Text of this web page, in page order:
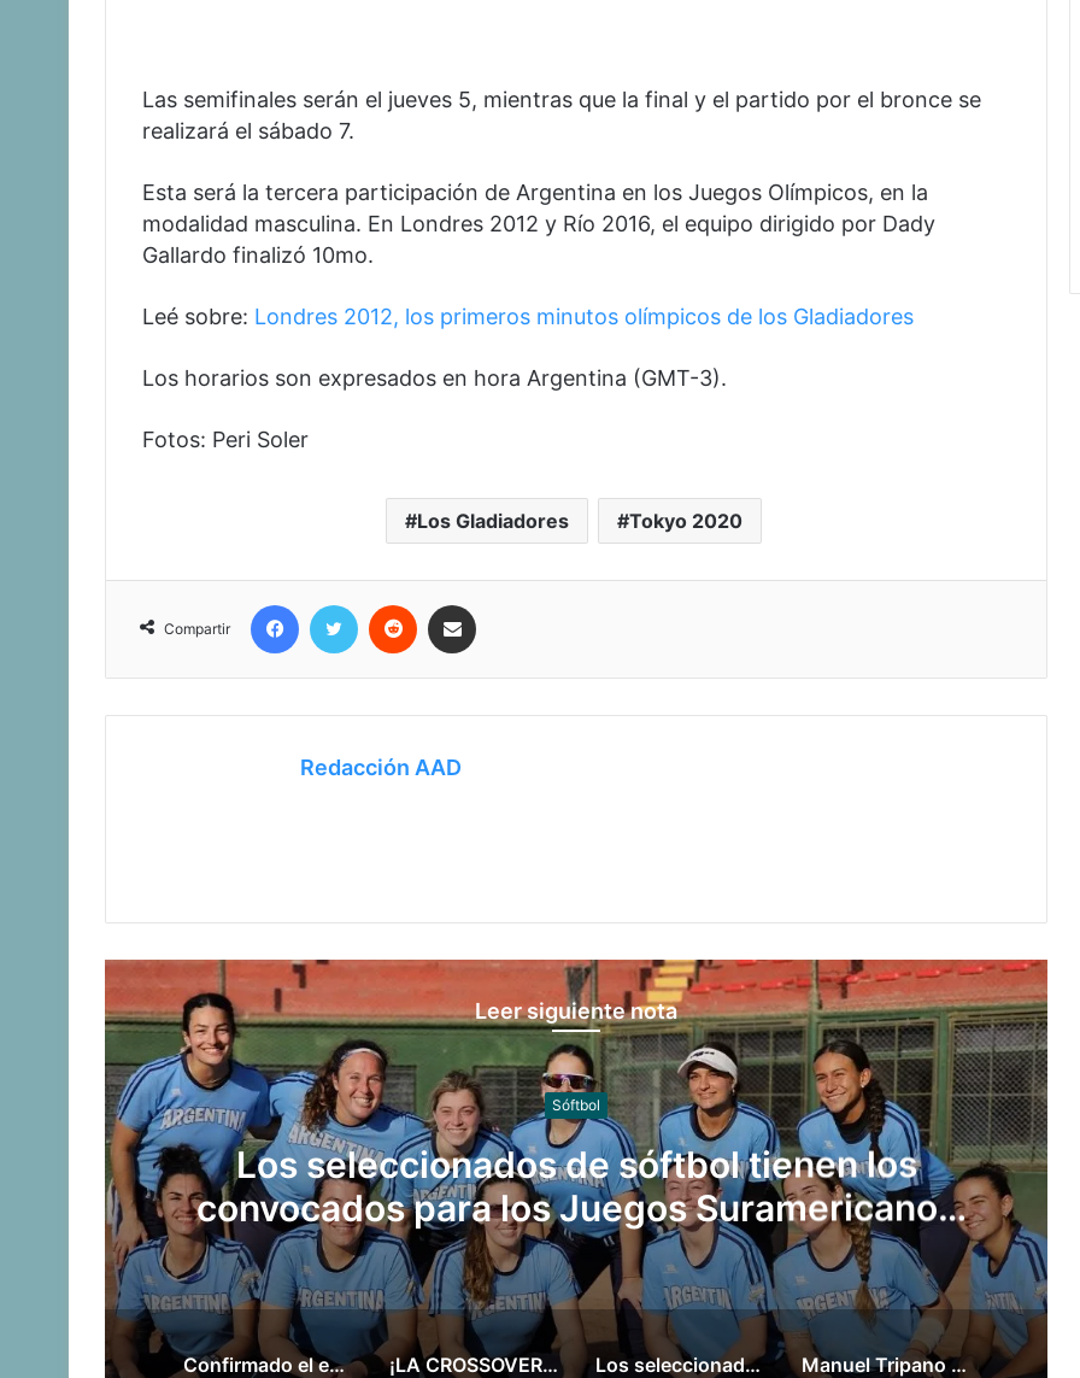
Las semifinales serán el jueves 5, mientras que la final y el partido por el bronce se
realizará el sábado 7.
Esta será la tercera participación de Argentina en los Juegos Olímpicos, en la
modalidad masculina. En Londres 2012 y Río 2016, el equipo dirigido por Dady
Gallardo finalizó 10mo.
Leé sobre: Londres 2012, los primeros minutos olímpicos de los Gladiadores
Los horarios son expresados en hora Argentina (GMT-3).
Fotos: Peri Soler
Los Gladiadores Tokyo 2020
Compartir
Facebook
Twitter Reddit
Redacción AAD
Leer siguiente nota
Canotaje
Manuel Tripano se consagró campeón
panamericano de canotaje slalom
Confirmado el equipo de pesistas para Santa Fe 2026 ¡LA CROSSOVER TAMBIÉN EN CÓRDOBA! Los seleccionados de sóftbol tienen los convocados para los Juegos Suramericanos 2026 Manuel Tripano se consagró campeón panamericano de canotaje slalom